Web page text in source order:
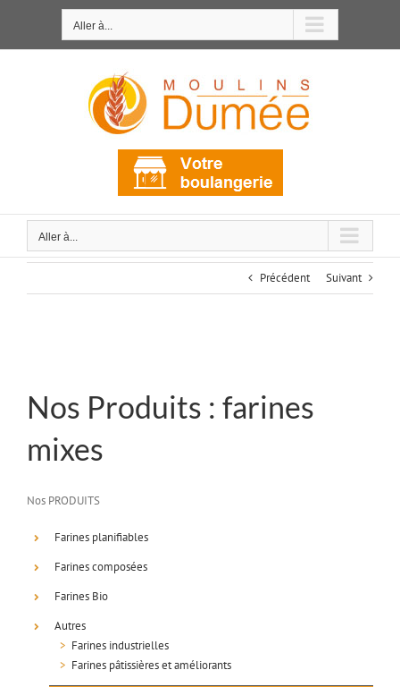
Aller à...
Aller à...
Précédent Suivant
Nos Produits : farines
mixes
Nos PRODUITS
Farines planifiables
Farines composées
Farines Bio
Autres
> Farines industrielles
> Farines pâtissières et améliorants